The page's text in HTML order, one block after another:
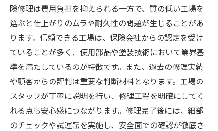
険修理は費用負担を抑えられる一方で、質の低い工場を
選ぶと仕上がりのムラや耐久性の問題が生じることがあ
ります。信頼できる工場は、保険会社からの認定を受け
ていることが多く、使用部品や塗装技術において業界基
準を満たしているのが特徴です。また、過去の修理実績
や顧客からの評判は重要な判断材料となります。工場の
スタッフが丁寧に説明を行い、修理工程を明確にしてく
れる点も安心感につながります。修理完了後には、細部
のチェックや試運転を実施し、安全面での確認が徹底さ